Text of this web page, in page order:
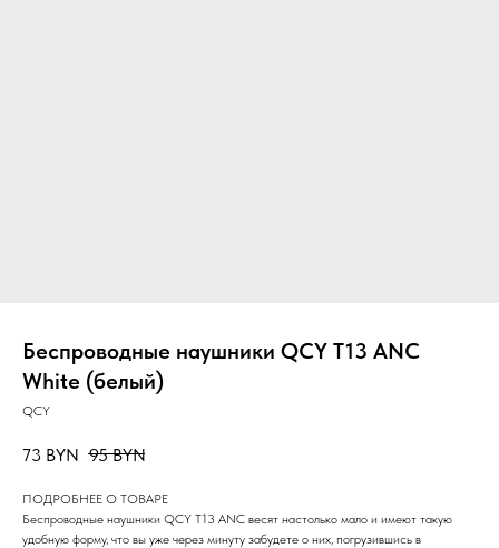
Беспроводные наушники QCY T13 ANC
White (белый)
QCY
73 BYN 95 BYN
ПОДРОБНЕЕ О ТОВАРЕ
Беспроводные наушники QCY T13 ANC весят настолько мало и имеют такую
удобную форму, что вы уже через минуту забудете о них, погрузившись в